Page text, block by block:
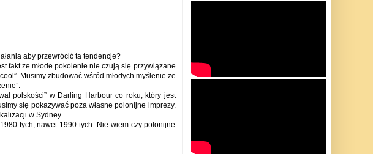
aby przewrócić ta tendencje?
fakt ze młode pokolenie nie czują się przywiązane
Musimy zbudować wśród młodych myślenie ze
polskości” w Darling Harbour co roku, który jest
się pokazywać poza własne polonijne imprezy.
w Sydney.
tych, nawet 1990-tych. Nie wiem czy polonijne